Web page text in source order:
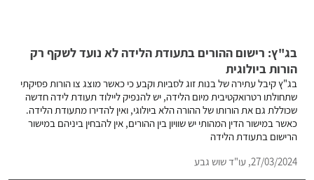
בג"ץ: רישום ההורים בתעודת הלידה לא נועד לשקף רק
הורות ביולוגית
בג"ץ קיבל עתירה של בנות זוג לסביות וקבע כי כאשר מוצג צו הורות פסיקתי
שתחולתו רטרואקטיבית מיום הלידה, יש להנפיק ליילוד תעודת לידה חדשה
שכוללת גם את הורותו של ההורה הלא ביולוגי, ואין להדירו מתעודת הלידה.
כאשר במישור הדין המהותי יש שוויון בין ההורים, אין להבחין ביניהם במישור
הרישום בתעודת הלידה
27/03/2024, עו"ד שוש גבע